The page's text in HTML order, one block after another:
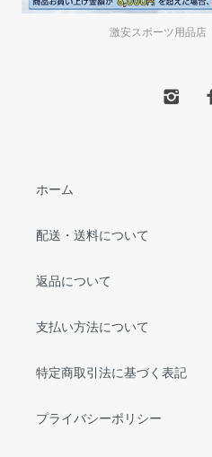
激安スポーツ用品店
ホーム
配送・送料について
返品について
支払い方法について
特定商取引法に基づく表記
プライバシーポリシー